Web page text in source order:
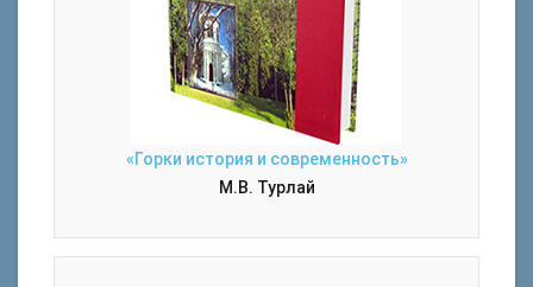
«Горки история и современность»
М.В. Турлай